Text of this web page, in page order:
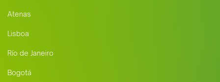
Atenas
Lisboa
Río de Janeiro
Bogotá